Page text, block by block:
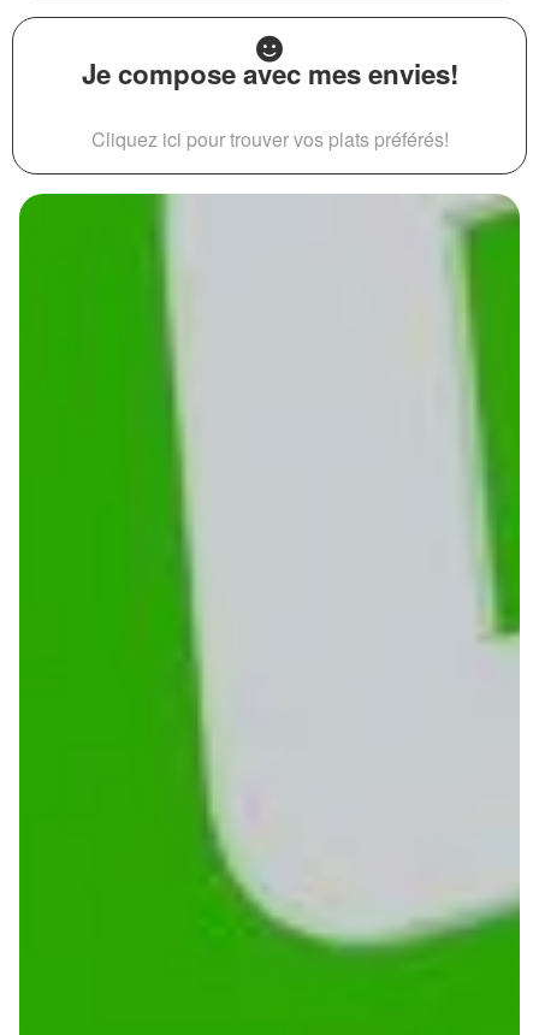
Je compose avec mes envies!
Cliquez ici pour trouver vos plats préférés!